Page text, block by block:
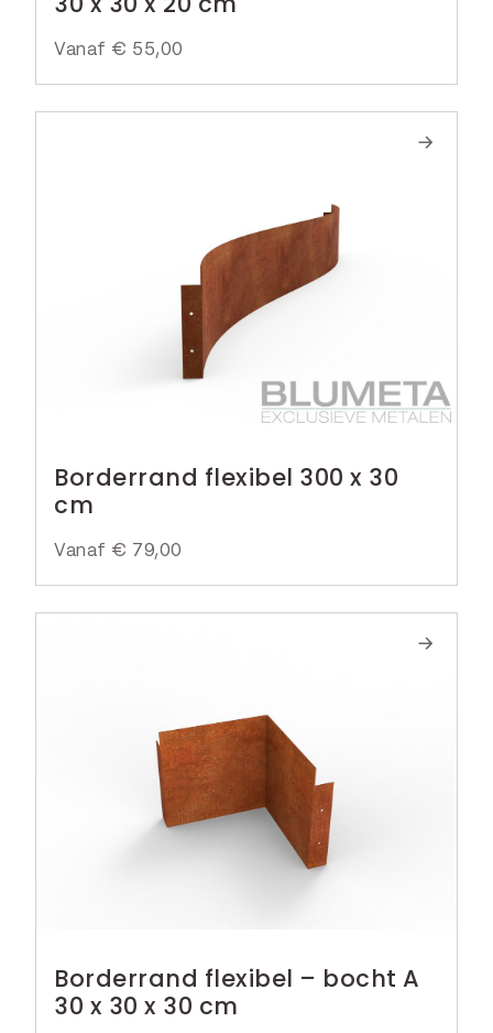
Vanaf € 55,00
Borderrand flexibel 300 x 30
cm
Vanaf € 79,00
Borderrand flexibel – bocht A
30 x 30 x 30 cm